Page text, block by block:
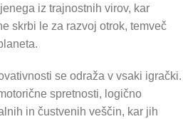
iz trajnostnih virov, kar
skrbi le za razvoj otrok, temveč
se odraža v vsaki igrački.
spretnosti, logično
in čustvenih veščin, kar jih